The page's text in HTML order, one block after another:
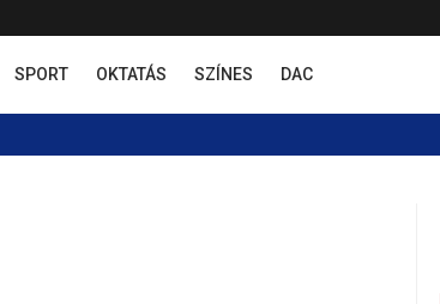
SPORT OKTATÁS SZÍNES DAC